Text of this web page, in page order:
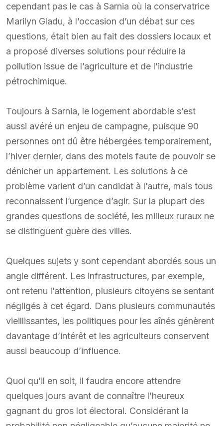
cependant pas le cas à Sarnia où la conservatrice
Marilyn Gladu, à l’occasion d’un débat sur ces
questions, était bien au fait des dossiers locaux et
a proposé diverses solutions pour réduire la
pollution issue de l’agriculture et de l’industrie
pétrochimique.
Toujours à Sarnia, le logement abordable s’est
aussi avéré un enjeu de campagne, puisque 90
personnes ont dû être hébergées temporairement,
l’hiver dernier, dans des motels faute de pouvoir se
dénicher un appartement. Les solutions à ce
problème varient d’un candidat à l’autre, mais tous
reconnaissent l’urgence d’agir. Sur la plupart des
grandes questions de société, les milieux ruraux ne
se distinguent guère des villes.
Quelques sujets y sont cependant abordés sous un
angle différent. Les infrastructures, par exemple,
ont retenu l’attention, plusieurs citoyens se sentant
négligés à cet égard. Dans plusieurs communautés
vieillissantes, les politiques pour les aînés génèrent
davantage d’intérêt et les agriculteurs conservent
aussi beaucoup d’influence.
Quoi qu’il en soit, il faudra encore attendre
quelques jours avant de connaître l’heureux
gagnant du gros lot électoral. Considérant la